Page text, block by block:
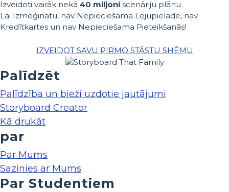
Izveidoti vairāk nekā 40 miljoni scenāriju plānu
Lai Izmēģinātu, nav Nepieciešama Lejupielāde, nav
Kredītkartes un nav Nepieciešama Pieteikšanās!
IZVEIDOT SAVU PIRMO STĀSTU SHĒMU
Palīdzēt
Palīdzība un bieži uzdotie jautājumi
Storyboard Creator
Kā drukāt
par
Par Mums
Sazinies ar Mums
Par Studentiem